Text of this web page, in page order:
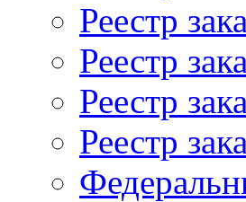
Реестр
Реестр
Реестр
Реестр